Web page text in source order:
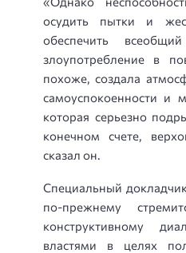
осудить пытки и
обеспечить
злоупотребление в
похоже, создала
самоуспокоенности и
которая серьезно
конечном счете,
сказал он.
Специальный
по-прежнему
конструктивному
властями в целях